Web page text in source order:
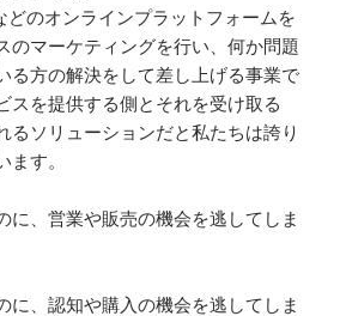
どのオンラインプラットフォームを
のマーケティングを行い、何か問題
る方の解決をして差し上げる事業で
スを提供する側とそれを受け取る
るソリューションだと私たちは誇り
ます。
に、営業や販売の機会を逃してしま
に、認知や購入の機会を逃してしま